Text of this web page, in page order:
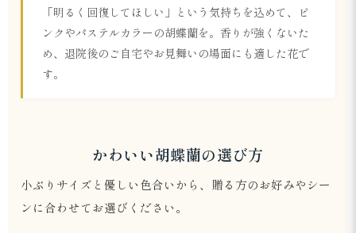
「明るく回復してほしい」という気持ちを込めて、ピ
ンクやパステルカラーの胡蝶蘭を。香りが強くないた
め、退院後のご自宅やお見舞いの場面にも適した花で
す。
かわいい胡蝶蘭の選び方
小ぶりサイズと優しい色合いから、贈る方のお好みやシー
ンに合わせてお選びください。